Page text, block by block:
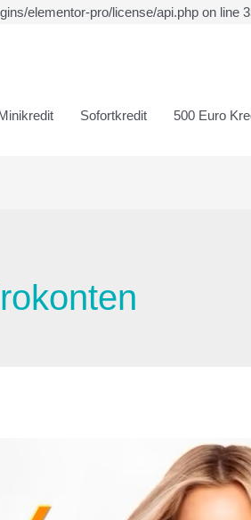
elementor-pro/license/api.php on line
Sofortkredit 500 Euro